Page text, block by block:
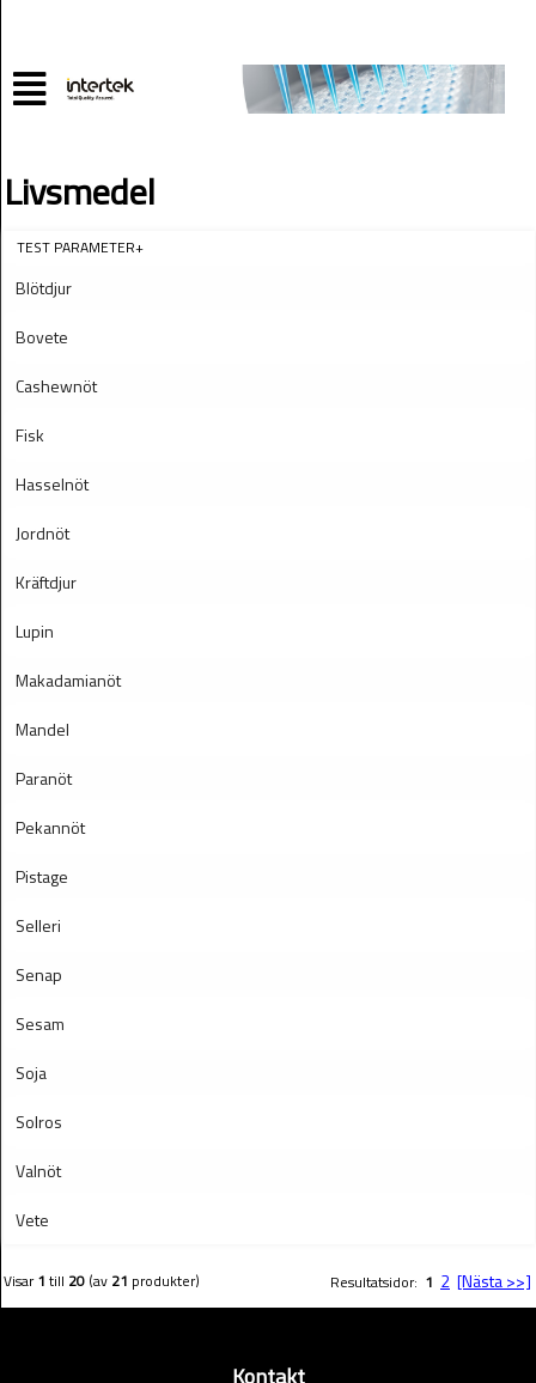
Livsmedel
TEST PARAMETER+
Blötdjur
Bovete
Cashewnöt
Fisk
Hasselnöt
Jordnöt
Kräftdjur
Lupin
Makadamianöt
Mandel
Paranöt
Pekannöt
Pistage
Selleri
Senap
Sesam
Soja
Solros
Valnöt
Vete
Visar1 till 20 (av 21 produkter) Resultatsidor: 1 2 [Nästa >>]
Kontakt